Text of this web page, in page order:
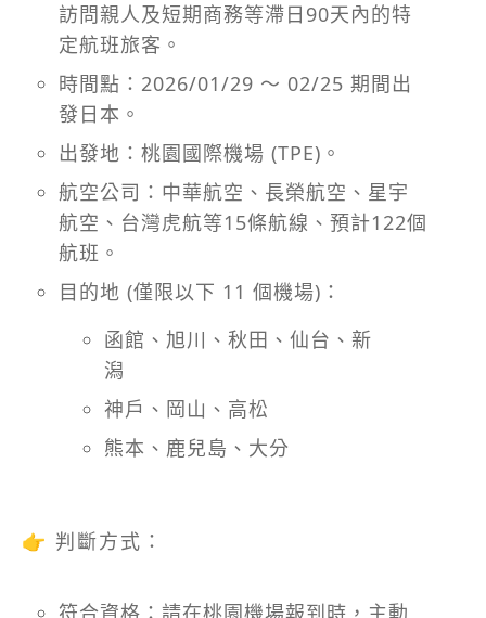
訪問親人及短期商務等滯日90天內的特
定航班旅客。
時間點：2026/01/29 ～ 02/25 期間出
發日本。
出發地：桃園國際機場 (TPE)。
航空公司：中華航空、長榮航空、星宇
航空、台灣虎航等15條航線、預計122個
航班。
目的地 (僅限以下 11 個機場)：
函館、旭川、秋田、仙台、新
潟
神戶、岡山、高松
熊本、鹿兒島、大分
👉 判斷方式：